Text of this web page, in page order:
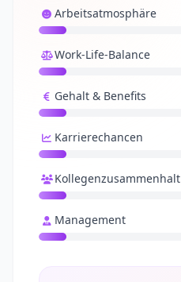
Arbeitsatmosphäre
Work-Life-Balance
Gehalt & Benefits
Karrierechancen
Kollegenzusammenhalt
Management